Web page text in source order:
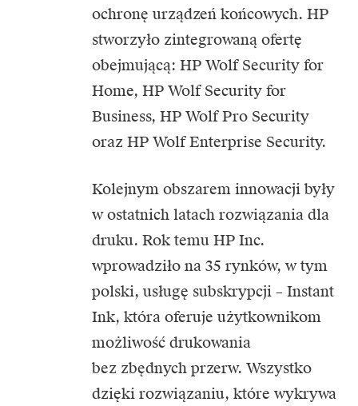
ochronę urządzeń końcowych. HP
stworzyło zintegrowaną ofertę
obejmującą: HP Wolf Security for
Home, HP Wolf Security for
Business, HP Wolf Pro Security
oraz HP Wolf Enterprise Security.
Kolejnym obszarem innowacji były
w ostatnich latach rozwiązania dla
druku. Rok temu HP Inc.
wprowadziło na 35 rynków, w tym
polski, usługę subskrypcji – Instant
Ink, która oferuje użytkownikom
możliwość drukowania
bez zbędnych przerw. Wszystko
dzięki rozwiązaniu, które wykrywa